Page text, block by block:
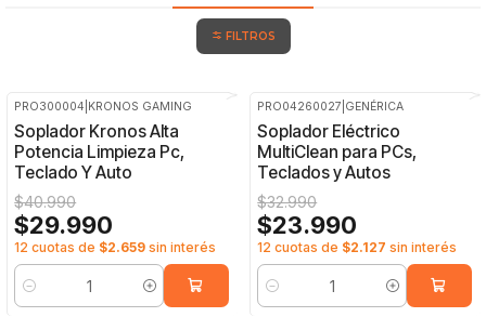
FILTROS
PRO300004 KRONOS GAMING
Soplador Kronos Alta
Potencia Limpieza Pc,
Teclado Y Auto
$40.990
$29.990
12 cuotas de $2.659 sin interés
Cantidad
PRO04260027 GENÉRICA
Soplador Eléctrico
MultiClean para PCs,
Teclados y Autos
$32.990
$23.990
12 cuotas de $2.127 sin interés
Cantidad